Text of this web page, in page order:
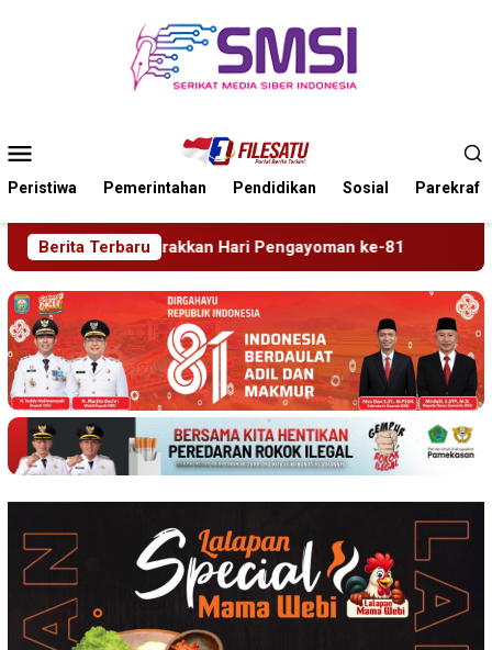
Mobile
Peristiwa Pemerintahan Pendidikan Sosial Parekraf
Berita Terbaru
Pengayoman ke-81 Tragedi Proyek Masjid MIN 5